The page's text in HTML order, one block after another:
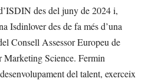
des del juny de 2024 i,
Isdinlover des de fa més d’una
Consell Assessor Europeu de
Marketing Science. Fermin
del talent, exerceix